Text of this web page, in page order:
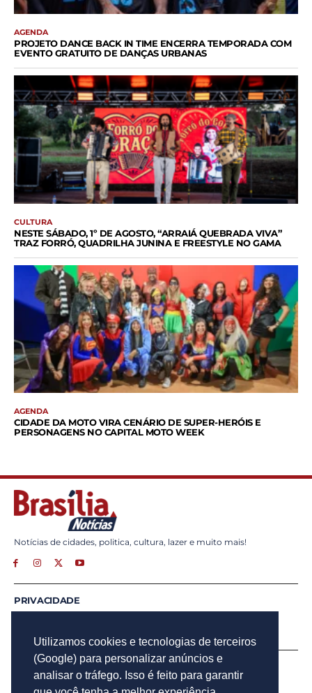
Utilizamos cookies e tecnologias de terceiros
(Google) para personalizar anúncios e
analisar o tráfego. Isso é feito para garantir
AGENDA
PROJETO DANCE BACK IN TIME ENCERRA TEMPORADA COM
EVENTO GRATUITO DE DANÇAS URBANAS
CULTURA
NESTE SÁBADO, 1º DE AGOSTO, “ARRAIÁ QUEBRADA VIVA”
TRAZ FORRÓ, QUADRILHA JUNINA E FREESTYLE NO GAMA
AGENDA
CIDADE DA MOTO VIRA CENÁRIO DE SUPER-HERÓIS E
PERSONAGENS NO CAPITAL MOTO WEEK
Notícias de cidades, politica, cultura, lazer e muito mais!
PRIVACIDADE
INSCREVA - SE
Para obter atualizações por e-mail do Brasília Notícias.